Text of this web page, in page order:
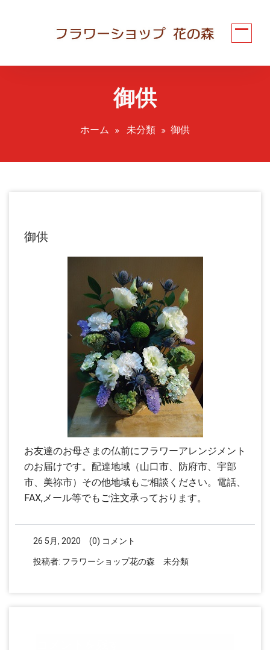
ツ
御供
ホーム 未分類 御供
御供
お友達のお母さまの仏前にフラワーアレンジメント
のお届けです。配達地域（山口市、防府市、宇部
市、美祢市）その他地域もご相談ください。電話、
FAX,メール等でもご注文承っております。
26 5月, 2020 (0) コメント
投稿者: フラワーショップ花の森 未分類